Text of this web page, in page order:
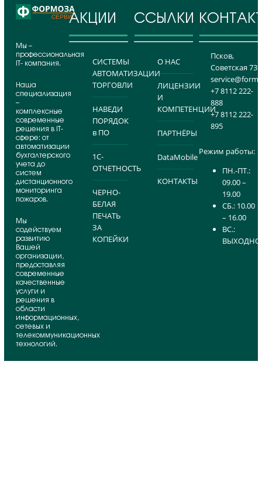
Мы –
профессиональная
IT- компания.
Наша
специализация
–
комплексные
современные
решения в IT-
сфере: от
автоматизации
бухгалтерского
учета до
систем
дистанционного
мониторинга
пожаров.
Мы
содействуем
развитию
Вашей
организации,
предоставляя
современные
качественные
услуги и
решения в
области
информационных,
сетевых и
телекоммуникационных
технологий.
АКЦИИ
СИСТЕМЫ
АВТОМАТИЗАЦИИ
ТОРГОВЛИ
НАВЕДИ
ПОРЯДОК
в ПО
1С-
ОТЧЕТНОСТЬ
ЧЕРНО-
БЕЛАЯ
ПЕЧАТЬ
ЗА
КОПЕЙКИ
ССЫЛКИ
О НАС
ЛИЦЕНЗИИ
И
КОМПЕТЕНЦИИ
ПАРТНЁРЫ
DataMobile
КОНТАКТЫ
Псков,
Советская 73
+7 8112 222-
888
+7 8112 222-
895
Режим работы:
ПН.-ПТ.:
09.00 –
19.00
СБ.: 10.00
– 16.00
ВС.: